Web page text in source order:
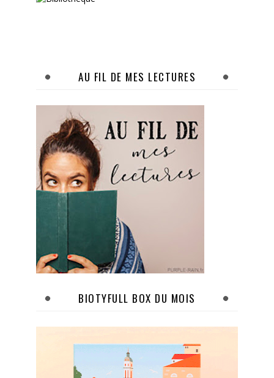
AU FIL DE MES LECTURES
BIOTYFULL BOX DU MOIS